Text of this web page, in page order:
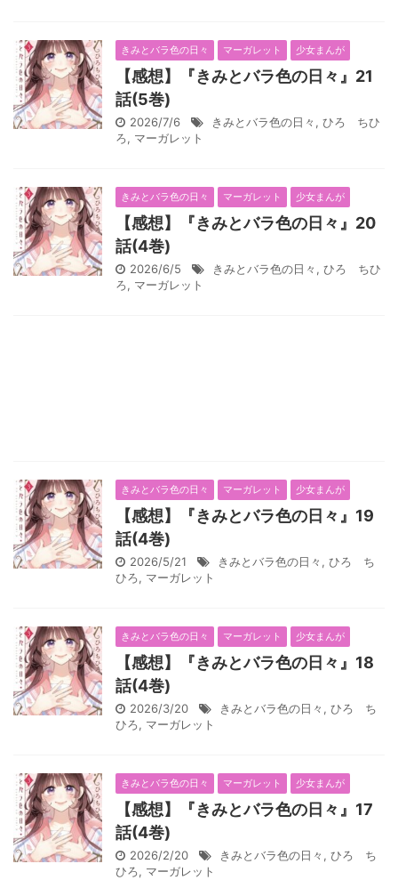
きみとバラ色の日々 マーガレット 少女まんが
【感想】『きみとバラ色の日々』21
話(5巻)
2026/7/6 きみとバラ色の日々 , ひろ ちひ
ろ, マーガレット
きみとバラ色の日々 マーガレット 少女まんが
【感想】『きみとバラ色の日々』20
話(4巻)
2026/6/5 きみとバラ色の日々 , ひろ ちひ
ろ, マーガレット
きみとバラ色の日々 マーガレット 少女まんが
【感想】『きみとバラ色の日々』19
話(4巻)
2026/5/21 きみとバラ色の日々 , ひろ ち
ひろ, マーガレット
きみとバラ色の日々 マーガレット 少女まんが
【感想】『きみとバラ色の日々』18
話(4巻)
2026/3/20 きみとバラ色の日々 , ひろ ち
ひろ, マーガレット
きみとバラ色の日々 マーガレット 少女まんが
【感想】『きみとバラ色の日々』17
話(4巻)
2026/2/20 きみとバラ色の日々 , ひろ ち
ひろ, マーガレット